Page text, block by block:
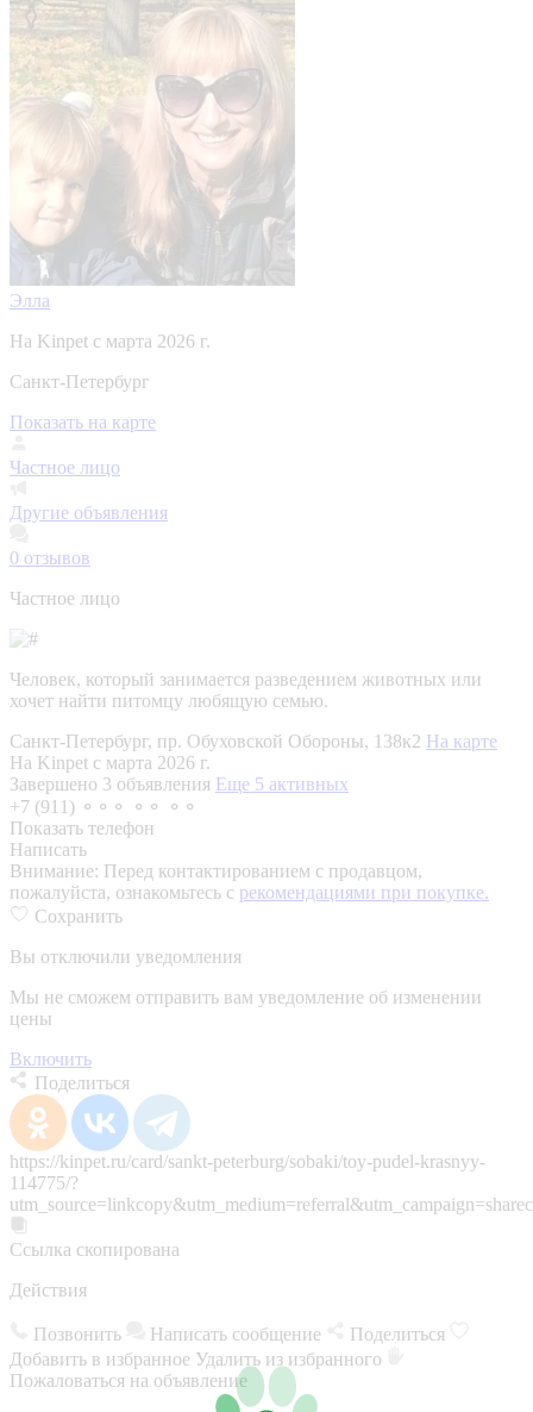
Элла
На Kinpet c марта 2026 г.
Санкт-Петербург
Показать на карте
Частное лицо
Другие объявления
0 отзывов
Частное лицо
Человек, который занимается разведением животных или
хочет найти питомцу любящую семью.
Санкт-Петербург, пр. Обуховской Обороны, 138к2 На карте
На Kinpet c марта 2026 г.
Завершено 3 объявления Еще 5 активных
+7 (911) ⚬⚬⚬ ⚬⚬ ⚬⚬
Показать телефон
Написать
Внимание: Перед контактированием с продавцом,
пожалуйста, ознакомьтесь с рекомендациями при покупке.
Сохранить
Вы отключили уведомления
Мы не сможем отправить вам уведомление об изменении
цены
Включить
Поделиться
https://kinpet.ru/card/sankt-peterburg/sobaki/toy-pudel-krasnyy-
114775/?
Ссылка скопирована
Действия
Позвонить Написать сообщение
Поделиться
Добавить в избранное Удалить из избранного
Пожаловаться на объявление